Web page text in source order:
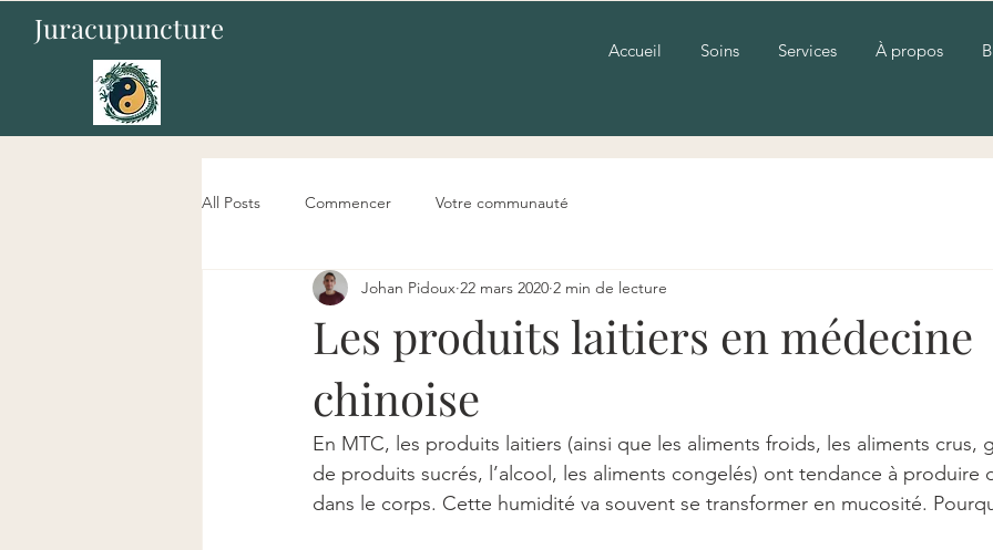
Juracupuncture
Accueil Soins Services À propos
All Posts Commencer Votre communauté
Les produits laitiers en médecine
chinoise
Johan Pidoux 22 mars 2020 2 min de lecture
En MTC, les produits laitiers (ainsi que les aliments froids, les aliments crus,
de produits sucrés, l’alcool, les aliments congelés) ont tendance à produire
dans le corps. Cette humidité va souvent se transformer en mucosité.